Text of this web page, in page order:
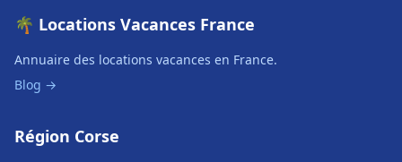
🌴 Locations Vacances France
Annuaire des locations vacances en France.
Blog →
Région Corse